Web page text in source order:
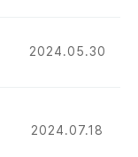
2024.05.30
2024.07.18